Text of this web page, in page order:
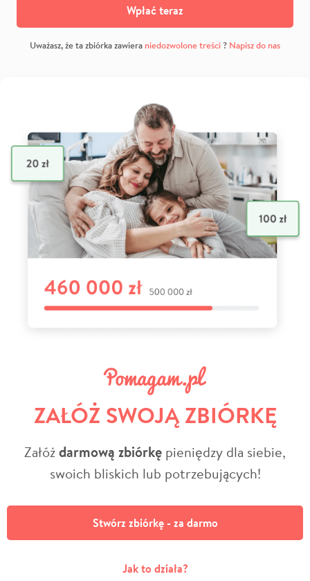
Wpłać teraz
Uważasz, że ta zbiórka zawiera niedozwolone treści? Napisz do nas
ZAŁÓŻ SWOJĄ ZBIÓRKĘ
Załóżdarmową zbiórkę pieniędzy dla siebie,
swoich bliskich lub potrzebujących!
Stwórz zbiórkę - za darmo
Jak to działa?